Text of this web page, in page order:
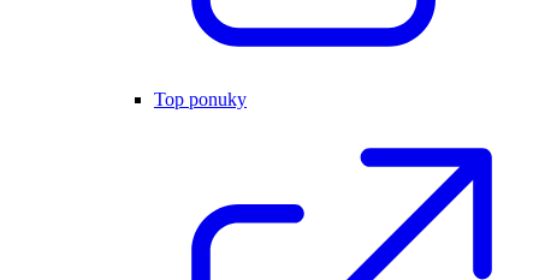
Top ponuky